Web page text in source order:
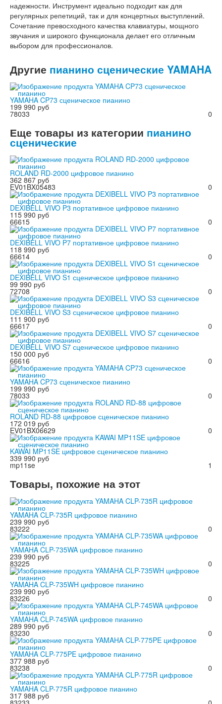
надежности. Инструмент идеально подходит как для
регулярных репетиций, так и для концертных выступлений.
Сочетание превосходного качества клавиатуры, мощного
звучания и широкого функционала делает его отличным
выбором для профессионалов.
Другие пианино сценические YAMAHA
YAMAHA CP73 сценическое пианино
199 990 руб
0
78033
Еще товары из категории пианино
сценические
ROLAND RD-2000 цифровое пианино
362 867 руб
0
EV01BX05483
DEXIBELL VIVO P3 портативное цифровое пианино
115 990 руб
0
66615
DEXIBELL VIVO P7 портативное цифровое пианино
118 990 руб
0
66614
DEXIBELL VIVO S1 сценическое цифровое пианино
99 990 руб
0
72708
DEXIBELL VIVO S3 сценическое цифровое пианино
111 900 руб
0
66617
DEXIBELL VIVO S7 сценическое цифровое пианино
150 000 руб
0
66616
YAMAHA CP73 сценическое пианино
199 990 руб
0
78033
ROLAND RD-88 цифровое сценическое пианино
172 019 руб
0
EV01BX06629
KAWAI MP11SE цифровое сценическое пианино
339 990 руб
1
mp11se
Товары, похожие на этот
YAMAHA CLP-735R цифровое пианино
239 990 руб
0
83222
YAMAHA CLP-735WA цифровое пианино
239 990 руб
0
83225
YAMAHA CLP-735WH цифровое пианино
239 990 руб
0
83226
YAMAHA CLP-745WA цифровое пианино
289 990 руб
0
83230
YAMAHA CLP-775PE цифровое пианино
377 988 руб
0
83238
YAMAHA CLP-775R цифровое пианино
317 988 руб